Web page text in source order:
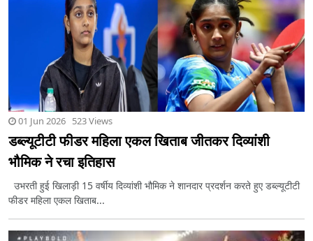
01 Jun 2026 523 Views
डब्ल्यूटीटी फीडर महिला एकल खिताब जीतकर दिव्यांशी
भौमिक ने रचा इतिहास
उभरती हुई खिलाड़ी 15 वर्षीय दिव्यांशी भौमिक ने शानदार प्रदर्शन करते हुए डब्ल्यूटीटी
फीडर महिला एकल खिताब...